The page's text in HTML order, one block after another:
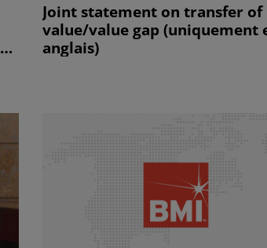
Joint statement on transfer of
value/value gap (uniquement
anglais)